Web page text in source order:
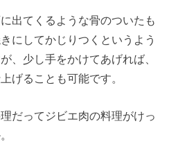
出てくるような骨のついたも
にしてかじりつくというよう
、少し手をかけてあげれば、
げることも可能です。
だってジビエ肉の料理がけっ